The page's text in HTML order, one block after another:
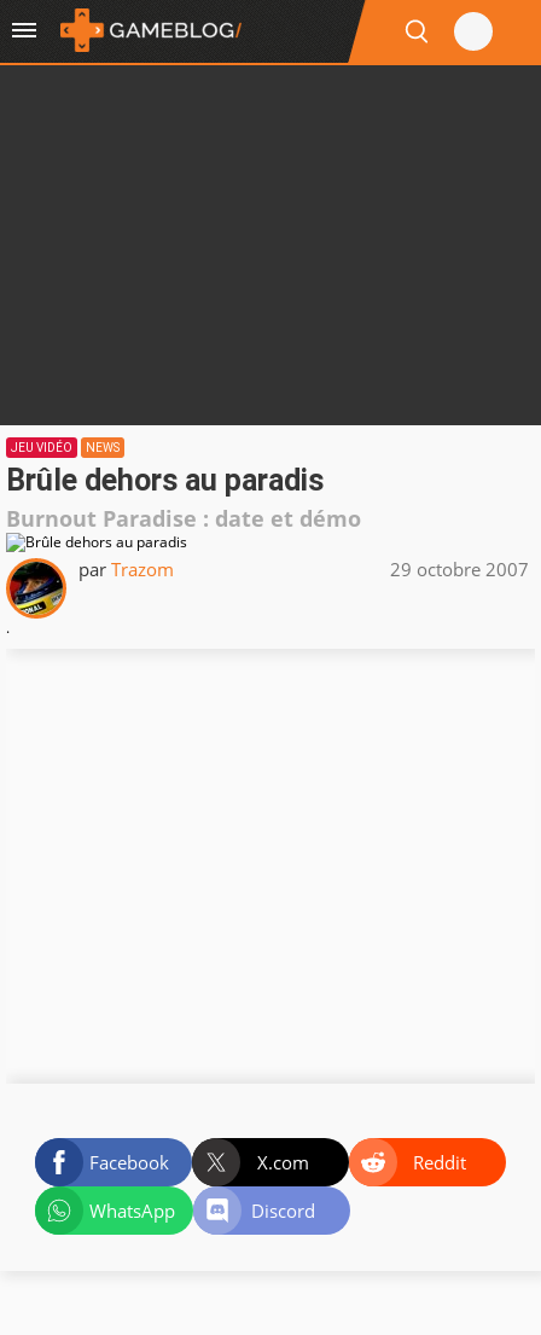
JEU VIDÉO NEWS
Brûle dehors au paradis
Burnout Paradise : date et démo
par Trazom 29 octobre 2007
.
Facebook X.com
Reddit
WhatsApp
Discord